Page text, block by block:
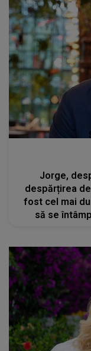
Jorge,
despărțirea
fost cel mai
să se